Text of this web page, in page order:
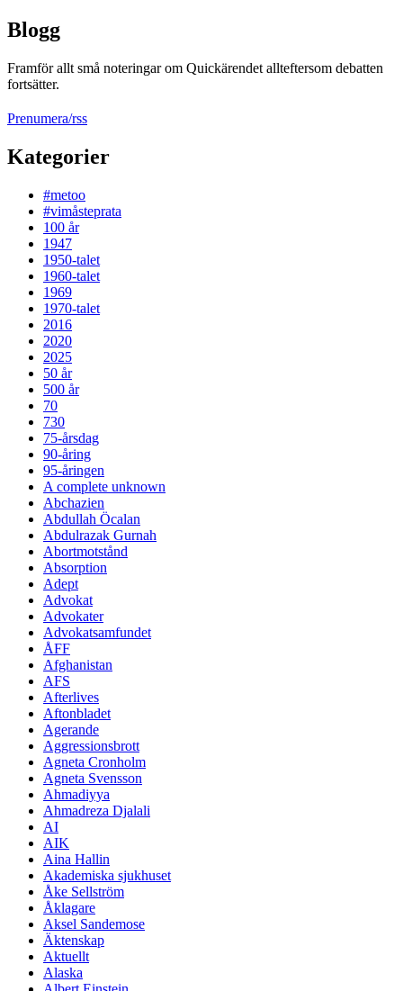
Blogg
Framför allt små noteringar om Quickärendet allteftersom debatten
fortsätter.
Prenumera/rss
Kategorier
#metoo
#vimåsteprata
100 år
1947
1950-talet
1960-talet
1969
1970-talet
2016
2020
2025
50 år
500 år
70
730
75-årsdag
90-åring
95-åringen
A complete unknown
Abchazien
Abdullah Öcalan
Abdulrazak Gurnah
Abortmotstånd
Absorption
Adept
Advokat
Advokater
Advokatsamfundet
ÅFF
Afghanistan
AFS
Afterlives
Aftonbladet
Agerande
Aggressionsbrott
Agneta Cronholm
Agneta Svensson
Ahmadiyya
Ahmadreza Djalali
AI
AIK
Aina Hallin
Akademiska sjukhuset
Åke Sellström
Åklagare
Aksel Sandemose
Äktenskap
Aktuellt
Alaska